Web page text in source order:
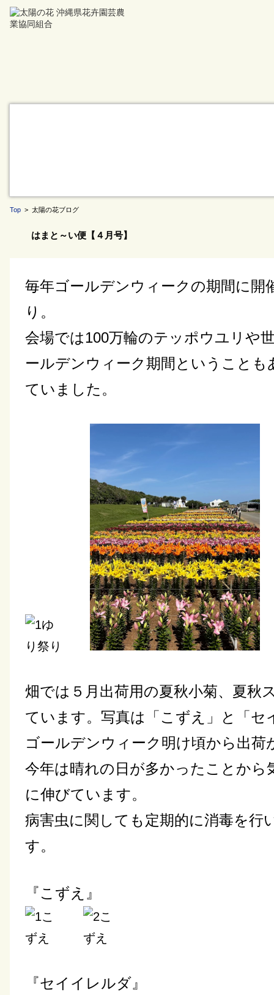
Top > 太陽の花ブログ
はまと～い便【４月号】
毎年ゴールデンウィークの期間に開
り。
会場では100万輪のテッポウユリや
ールデンウィーク期間ということ
ていました。
畑では５月出荷用の夏秋小菊、夏秋
ています。写真は「こずえ」と「セ
ゴールデンウィーク明け頃から出荷
今年は晴れの日が多かったことから
に伸びています。
病害虫に関しても定期的に消毒を行
す。
『こずえ』
『セイイレルダ』